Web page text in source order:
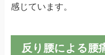
感じています。
反り腰による腰